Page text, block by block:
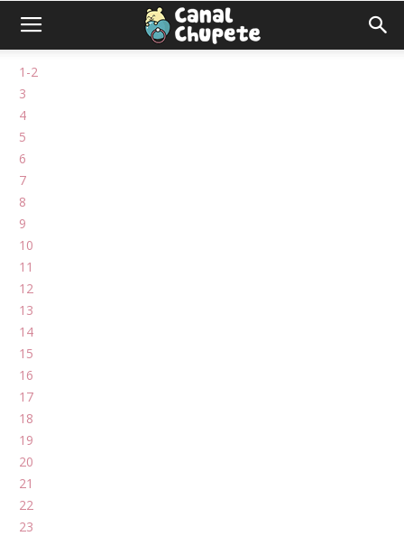
1-2
3
4
5
6
7
8
9
10
11
12
13
14
15
16
17
18
19
20
21
22
23